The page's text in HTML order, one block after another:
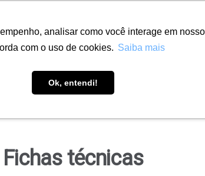
analisar como você interage em
com o uso de cookies. Saiba mais
Ok, entendi!
Onde encontrar Downloads
Fichas técnicas